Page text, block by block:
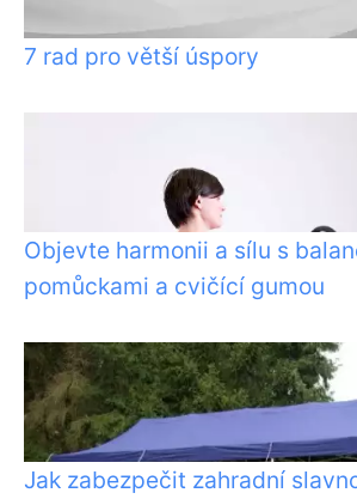
7 rad pro větší úspory
Objevte harmonii a sílu s
pomůckami a cvičící gumou
Jak zabezpečit zahradní